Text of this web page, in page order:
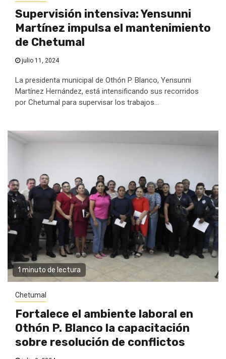
Supervisión intensiva: Yensunni
Martínez impulsa el mantenimiento
de Chetumal
julio 11, 2024
La presidenta municipal de Othón P. Blanco, Yensunni
Martínez Hernández, está intensificando sus recorridos
por Chetumal para supervisar los trabajos...
1 minuto de lectura
Chetumal
Fortalece el ambiente laboral en
Othón P. Blanco la capacitación
sobre resolución de conflictos